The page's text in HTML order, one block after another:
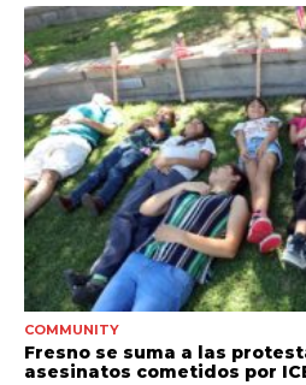
COMMUNITY
Fresno se suma a las
asesinatos cometidos por